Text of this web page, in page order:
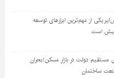
یکی از مهم‌ترین ابزارهای توسعه
است
مستقیم دولت در بازار مسکن/بحران
ساختمان